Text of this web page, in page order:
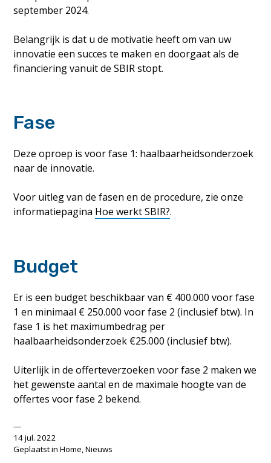
september 2024.
Belangrijk is dat u de motivatie heeft om van uw
innovatie een succes te maken en doorgaat als de
financiering vanuit de SBIR stopt.
Fase
Deze oproep is voor fase 1: haalbaarheidsonderzoek
naar de innovatie.
Voor uitleg van de fasen en de procedure, zie onze
informatiepagina Hoe werkt SBIR?.
Budget
Er is een budget beschikbaar van € 400.000 voor fase
1 en minimaal € 250.000 voor fase 2 (inclusief btw). In
fase 1 is het maximumbedrag per
haalbaarheidsonderzoek €25.000 (inclusief btw).
Uiterlijk in de offerteverzoeken voor fase 2 maken we
het gewenste aantal en de maximale hoogte van de
offertes voor fase 2 bekend.
14 jul. 2022
Geplaatst inHome,Nieuws